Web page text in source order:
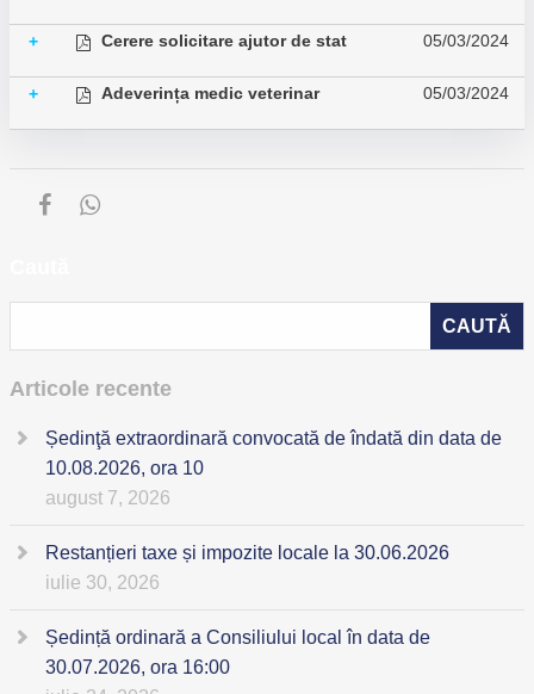
+ Cerere solicitare ajutor de stat 05/03/2024
+ Adeverința medic veterinar 05/03/2024
Articole recente
Ședinţă extraordinară convocată de îndată din data de
10.08.2026, ora 10
august 7, 2026
Restanțieri taxe și impozite locale la 30.06.2026
iulie 30, 2026
Ședință ordinară a Consiliului local în data de
30.07.2026, ora 16:00